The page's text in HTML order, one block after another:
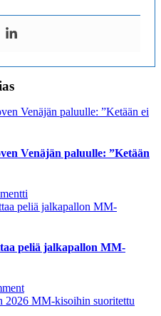
Venäjän paluulle: ”Ketään
peliä jalkapallon MM-